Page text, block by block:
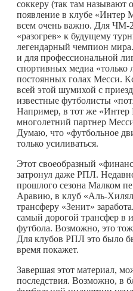
соккеру (так там
появление в клубе «Интер
всем очень важно. Для ЧМ-
«разогрев» к будущему
легендарный чемпион
и для профессиональной
спортивных медиа
постоянных голах Месси.
всей этой шумихой с
известные футболисты
Например, в тот же
многолетний партнер
Думаю, что «футбольное
только усиливаться.
Этот своеобразный
затронул даже РПЛ.
прошлого сезона Малком
Аравию, в клуб «Аль-
трансферу «Зенит»
самый дорогой трансфер в
футбола. Возможно, это
Для клубов РПЛ это было
время покажет.
Завершая этот материал,
последствия. Возможно, в